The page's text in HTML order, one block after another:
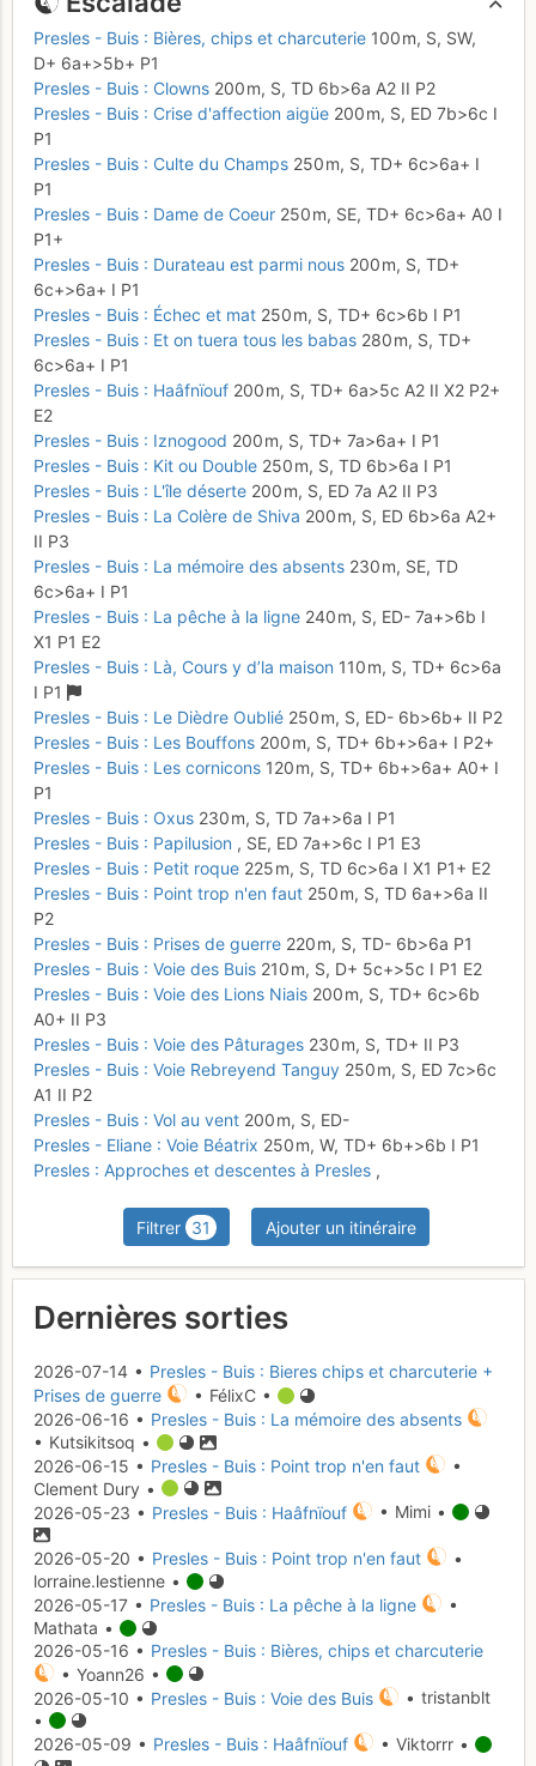
Presles - Buis : Bières, chips et charcuterie 100 m, S, SW,
D+ 6a+>5b+ P1
Presles - Buis : Clowns 200 m, S, TD 6b>6a A2 II P2
Presles - Buis : Crise d'affection aigüe 200 m, S, ED 7b>6c I
P1
Presles - Buis : Culte du Champs 250 m, S, TD+ 6c>6a+ I
P1
Presles - Buis : Dame de Coeur 250 m, SE, TD+ 6c>6a+ A0 I
P1+
Presles - Buis : Durateau est parmi nous 200 m, S, TD+
6c+>6a+ I P1
Presles - Buis : Échec et mat 250 m, S, TD+ 6c>6b I P1
Presles - Buis : Et on tuera tous les babas 280 m, S, TD+
6c>6a+ I P1
Presles - Buis : Haâfnïouf 200 m, S, TD+ 6a>5c A2 II X2 P2+
E2
Presles - Buis : Iznogood 200 m, S, TD+ 7a>6a+ I P1
Presles - Buis : Kit ou Double 250 m, S, TD 6b>6a I P1
Presles - Buis : L'île déserte 200 m, S, ED 7a A2 II P3
Presles - Buis : La Colère de Shiva 200 m, S, ED 6b>6a A2+
II P3
Presles - Buis : La mémoire des absents 230 m, SE, TD
6c>6a+ I P1
Presles - Buis : La pêche à la ligne 240 m, S, ED- 7a+>6b I
X1 P1 E2
Presles - Buis : Là, Cours y d’la maison 110 m, S, TD+ 6c>6a
I P1
Presles - Buis : Le Dièdre Oublié 250 m, S, ED- 6b>6b+ II P2
Presles - Buis : Les Bouffons 200 m, S, TD+ 6b+>6a+ I P2+
Presles - Buis : Les cornicons 120 m, S, TD+ 6b+>6a+ A0+ I
P1
Presles - Buis : Oxus 230 m, S, TD 7a+>6a I P1
Presles - Buis : Papilusion , SE, ED 7a+>6c I P1 E3
Presles - Buis : Petit roque 225 m, S, TD 6c>6a I X1 P1+ E2
Presles - Buis : Point trop n'en faut 250 m, S, TD 6a+>6a II
P2
Presles - Buis : Prises de guerre 220 m, S, TD- 6b>6a P1
Presles - Buis : Voie des Buis 210 m, S, D+ 5c+>5c I P1 E2
Presles - Buis : Voie des Lions Niais 200 m, S, TD+ 6c>6b
A0+ II P3
Presles - Buis : Voie des Pâturages 230 m, S, TD+ II P3
Presles - Buis : Voie Rebreyend Tanguy 250 m, S, ED 7c>6c
A1 II P2
Presles - Buis : Vol au vent 200 m, S, ED-
Presles - Eliane : Voie Béatrix 250 m, W, TD+ 6b+>6b I P1
Presles : Approches et descentes à Presles ,
Filtrer 31 Ajouter un itinéraire
Dernières sorties
2026-07-14 • Presles - Buis : Bieres chips et charcuterie +
Prises de guerre
• FélixC •
2026-06-16 • Presles - Buis : La mémoire des absents
• Kutsikitsoq •
2026-06-15 • Presles - Buis : Point trop n'en faut
•
Clement Dury •
2026-05-23 • Presles - Buis : Haâfnïouf • Mimi •
2026-05-20 • Presles - Buis : Point trop n'en faut
•
lorraine.lestienne •
2026-05-17 • Presles - Buis : La pêche à la ligne
•
Mathata •
2026-05-16 • Presles - Buis : Bières, chips et charcuterie
• Yoann26 •
2026-05-10 • Presles - Buis : Voie des Buis
• tristanblt
•
2026-05-09 • Presles - Buis : Haâfnïouf • Viktorrr •